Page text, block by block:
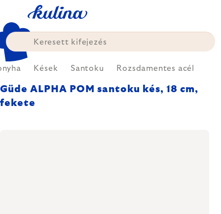
fő
tartalomhoz
Kések Santoku Rozsdamentes acél
Güde ALPHA POM santoku kés, 18 cm,
fekete